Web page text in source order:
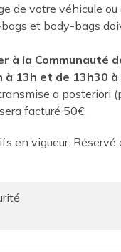
de votre véhicule ou
et body-bags
la Communauté
13h et de 13h30
a posteriori
facturé 50€.
en vigueur.